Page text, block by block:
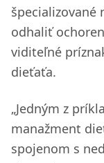
špecializované
odhaliť
viditeľné
dieťaťa.
„Jedným z
manažment
spojenom s